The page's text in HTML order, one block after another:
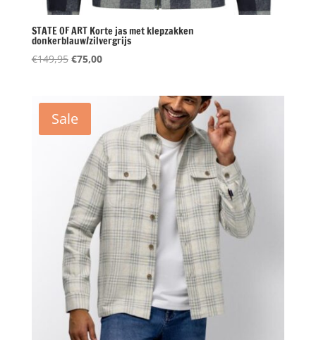
STATE OF ART Korte jas met klepzakken
donkerblauw/zilvergrijs
€149,95 Oorspronkelijke
€149,95.
€75,00Huidige
Sale